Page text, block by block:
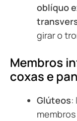
oblíquo
girar o
Membros
coxas e
Glúteos: